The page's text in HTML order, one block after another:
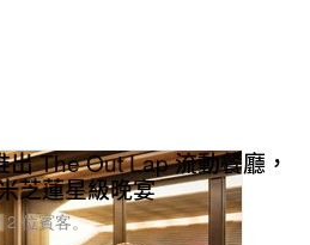
The Out Lap 流動餐廳，
芝蓮星級晚宴
位賓客。